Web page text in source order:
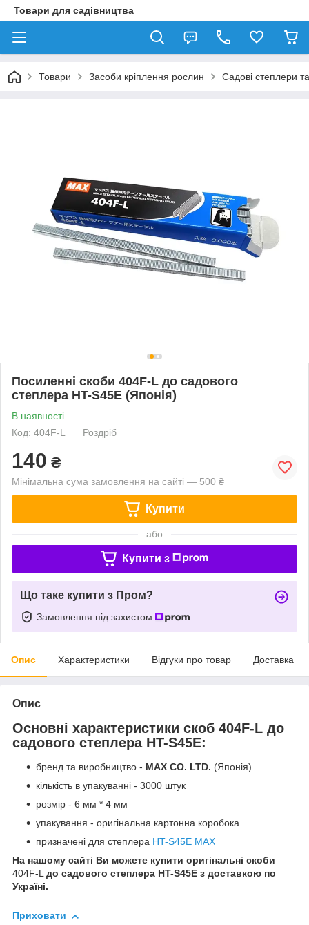
Товари для садівництва
Товари Засоби кріплення рослин Садові степлери
Посиленні скоби 404F-L до садового
степлера HT-S45E (Японія)
В наявності
Код: 404F-L
Роздріб
140 ₴
Мінімальна сума замовлення на сайті — 500 ₴
Купити
або
Купити з
Що таке купити з Пром?
Замовлення під захистом
Опис Характеристики Відгуки про товар Доставка
Опис
Основні характеристики скоб 404F-L до
садового степлера HT-S45E:
бренд та виробництво - MAX CO. LTD. (Японія)
кількість в упакуванні - 3000 штук
розмір - 6 мм * 4 мм
упакування - оригінальна картонна коробока
призначені для степлера HT-S45E MAX
На нашому сайті Ви можете купити оригінальні скоби
404F-Lдо садового степлера HT-S45E з доставкою по
Україні.
Приховати